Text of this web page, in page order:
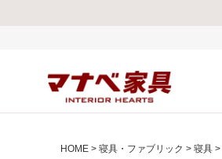
HOME 寝具・ファブリック 寝具